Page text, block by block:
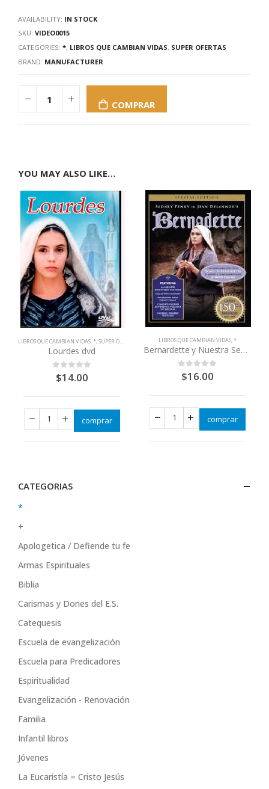
AVAILABILITY: IN STOCK
SKU: VIDEO0015
CATEGORIES: *, LIBROS QUE CAMBIAN VIDAS, SUPER OFERTAS
BRAND: MANUFACTURER
COMPRAR
YOU MAY ALSO LIKE…
LIBROS QUE CAMBIAN VIDAS,*,SUPER OFERTAS
Lourdes dvd
out of 5
$14.00
comprar
LIBROS QUE CAMBIAN VIDAS,*
Bernardette y Nuestra Señora de Lourdes
out of 5
$16.00
comprar
CATEGORIAS
*
+
Apologetica / Defiende tu fe
Armas Espirituales
Biblia
Carismas y Dones del E.S.
Catequesis
Escuela de evangelización
Escuela para Predicadores
Espiritualidad
Evangelización - Renovación
Familia
Infantil libros
Jóvenes
La Eucaristía = Cristo Jesús